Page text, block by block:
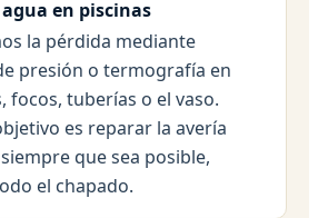
agua en piscinas
la pérdida mediante
presión o termografía en
focos, tuberías o el vaso.
es reparar la avería
que sea posible,
el chapado.